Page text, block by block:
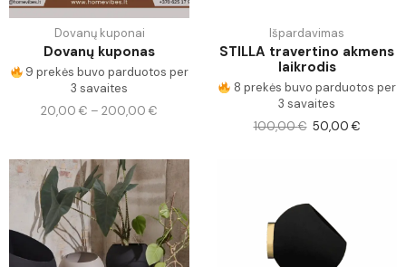
Dovanų kuponai
Dovanų kuponas
9 prekės buvo parduotos per
3 savaites
20,00 € – 200,00 €
Išpardavimas
STILLA travertino akmens
laikrodis
8 prekės buvo parduotos per
3 savaites
100,00€ 50,00€